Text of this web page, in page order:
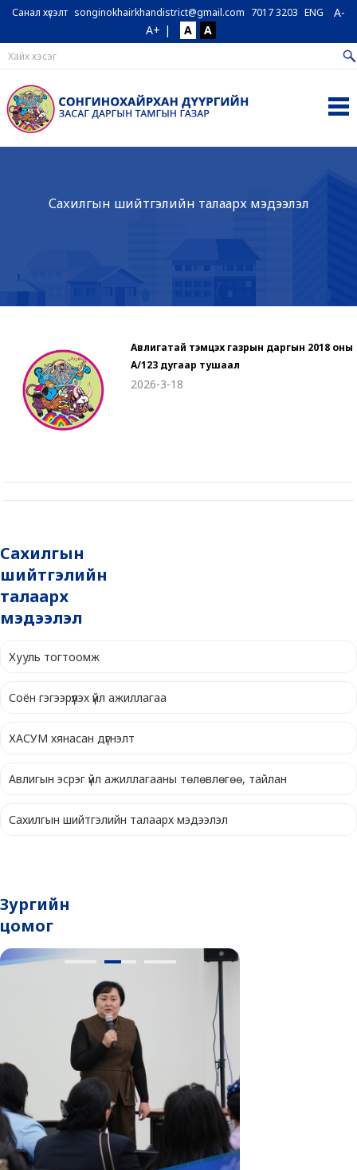
Санал хүсэлт songinokhairkhandistrict@gmail.com 7017 3203 ENG
A-
A+ | A A
Сахилгын шийтгэлийн талаарх мэдээлэл
Авлигатай тэмцэх газрын даргын 2018 оны
А/123 дугаар тушаал
2026-3-18
Сахилгын
шийтгэлийн
талаарх
мэдээлэл
Хууль тогтоомж
Соён гэгээрүүлэх үйл ажиллагаа
ХАСУМ хянасан дүгнэлт
Авлигын эсрэг үйл ажиллагааны төлөвлөгөө, тайлан
Сахилгын шийтгэлийн талаарх мэдээлэл
Зургийн
цомог